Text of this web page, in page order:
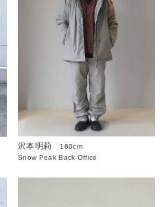
沢本明莉
160cm
Snow Peak Back Office